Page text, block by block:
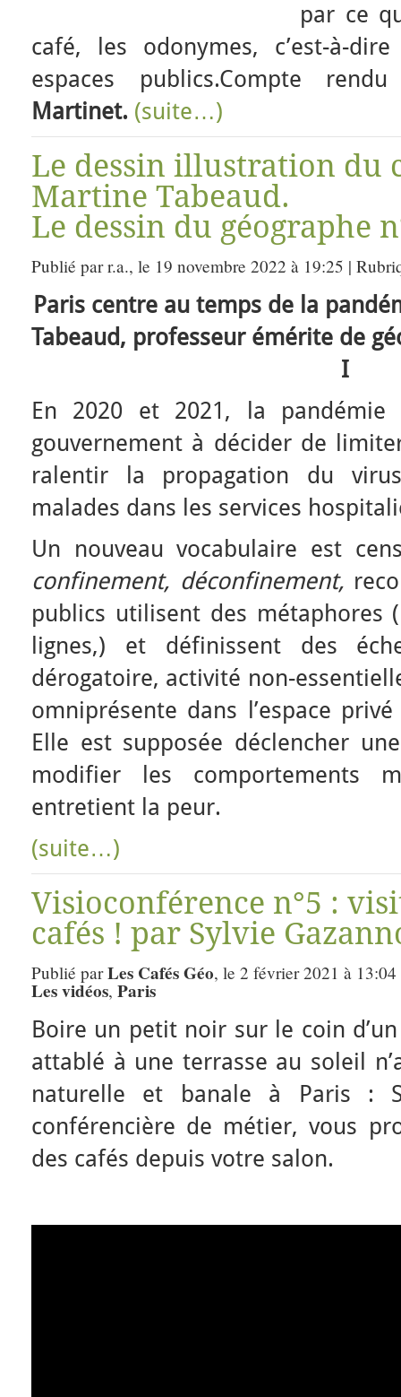
par ce
café, les odonymes, c’est-à-
espaces publics.Compte
Martinet. (suite…)
Le dessin illustration du
Martine Tabeaud.
Le dessin du géographe
Publié par r.a., le 19 novembre 2022 à 19:25 |
Paris centre au temps de la
Tabeaud, professeur émérite de
I
En 2020 et 2021, la
gouvernement à décider de
ralentir la propagation du
malades dans les services
Un nouveau vocabulaire est
confinement, déconfinement,
publics utilisent des métaphores
lignes,) et définissent des
dérogatoire, activité non-
omniprésente dans l’espace
Elle est supposée déclencher
modifier les comportements
entretient la peur.
(suite…)
Visioconférence n°5 :
cafés ! par Sylvie
Publié parLes Cafés Géo, le 2 février 2021 à
Les vidéos, Paris
Boire un petit noir sur le coin
attablé à une terrasse au soleil
naturelle et banale à Paris :
conférencière de métier, vous
des cafés depuis votre salon.